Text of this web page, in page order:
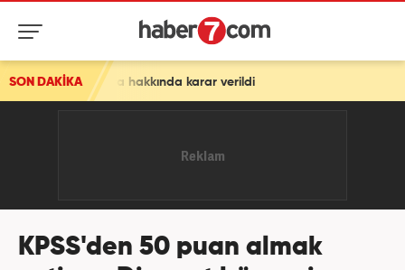
SON DAKİKA
hakkında karar verildi
KPSS'den 50 puan almak